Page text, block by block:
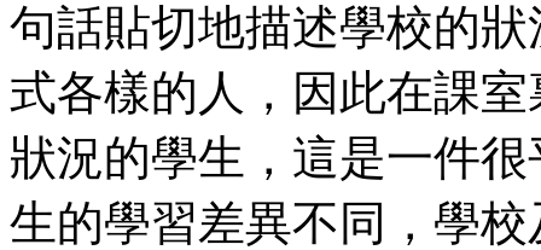
句話貼切地描述學校的
式各樣的人，因此在課
狀況的學生，這是一件
生的學習差異不同，學